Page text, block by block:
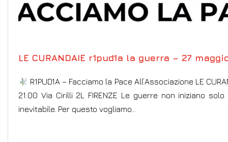
LE CURANDAIE r1pud1a la guerra – 27
R1PUD1A – Facciamo la Pace All’Associazione LE
21.00 Via Cirilli 2L FIRENZE Le guerre non iniziano
inevitabile. Per questo vogliamo…